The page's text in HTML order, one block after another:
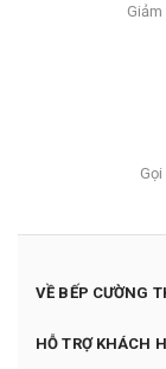
VỀ BẾP CƯỜNG
HỖ TRỢ KHÁCH